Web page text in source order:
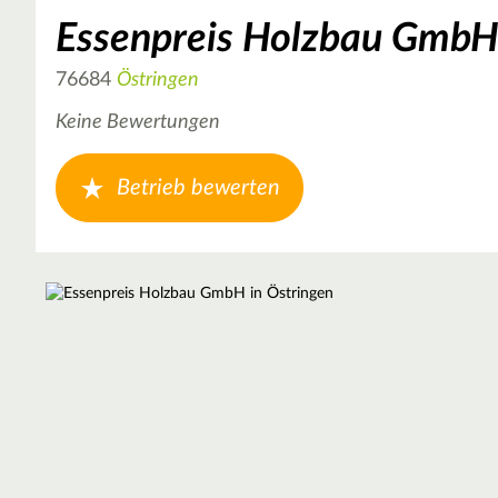
Essenpreis Holzbau GmbH
76684 Östringen
Keine Bewertungen
Betrieb bewerten